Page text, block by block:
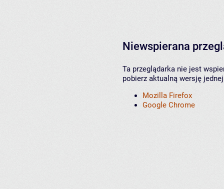
Niewspierana
Ta przeglądarka nie jest
pobierz aktualną wersję
Mozilla Firefox
Google Chrome